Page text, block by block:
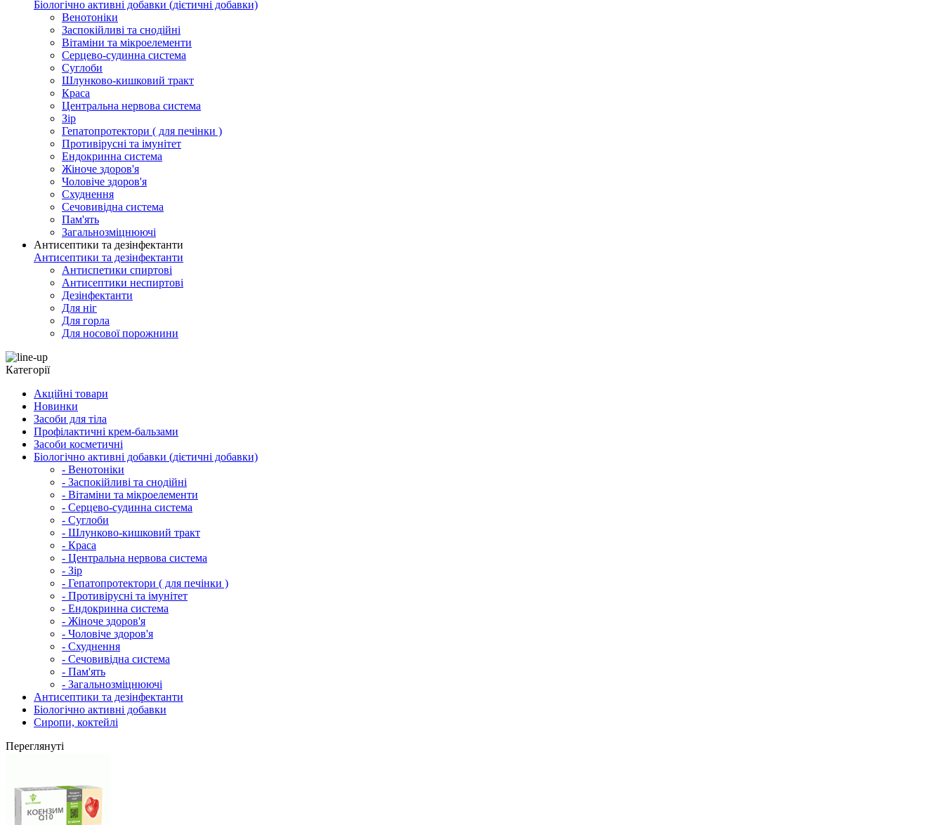
Біологічно активні добавки (дієтичні добавки)
Венотоніки
Заспокійливі та снодійні
Вітаміни та мікроелементи
Серцево-судинна система
Суглоби
Шлунково-кишковий тракт
Краса
Центральна нервова система
Зір
Гепатопротектори ( для печінки )
Противірусні та імунітет
Ендокринна система
Жіноче здоров'я
Чоловіче здоров'я
Схуднення
Сечовивідна система
Пам'ять
Загальнозміцнюючі
Антисептики та дезінфектанти
Антисептики та дезінфектанти
Антиспетики спиртові
Антисептики неспиртові
Дезінфектанти
Для ніг
Для горла
Для носової порожнини
Категорії
Акційні товари
Новинки
Засоби для тіла
Профілактичні крем-бальзами
Засоби косметичні
Біологічно активні добавки (дієтичні добавки)
- Венотоніки
- Заспокійливі та снодійні
- Вітаміни та мікроелементи
- Серцево-судинна система
- Суглоби
- Шлунково-кишковий тракт
- Краса
- Центральна нервова система
- Зір
- Гепатопротектори ( для печінки )
- Противірусні та імунітет
- Ендокринна система
- Жіноче здоров'я
- Чоловіче здоров'я
- Схуднення
- Сечовивідна система
- Пам'ять
- Загальнозміцнюючі
Антисептики та дезінфектанти
Біологічно активні добавки
Сиропи, коктейлі
Переглянуті